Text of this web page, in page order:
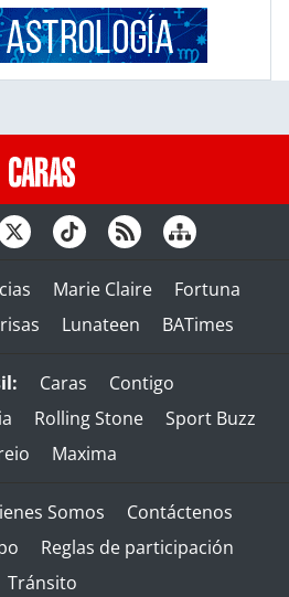
Marie Claire
Fortuna
Lunateen BATimes
Caras
Contigo
Rolling Stone
Sport Buzz
Maxima
Somos
Contáctenos
Reglas de participación
Tránsito